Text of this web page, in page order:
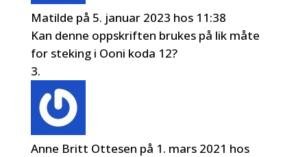
Matilde på 5. januar 2023 hos 11:38
Kan denne oppskriften brukes på lik måte
for steking i Ooni koda 12?
Anne Britt Ottesen på 1. mars 2021 hos